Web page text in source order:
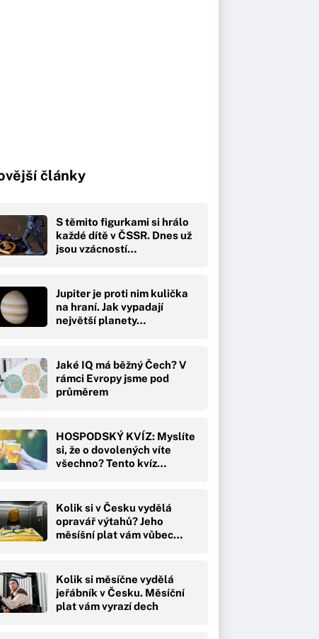
články
S těmito figurkami si hrálo
každé dítě v ČSSR. Dnes už
jsou vzácností…
Jupiter je proti nim kulička
na hraní. Jak vypadají
největší planety…
Jaké IQ má běžný Čech? V
rámci Evropy jsme pod
průměrem
HOSPODSKÝ KVÍZ: Myslíte
si, že o dovolených víte
všechno? Tento kvíz…
Kolik si v Česku vydělá
opravář výtahů? Jeho
měsíšní plat vám vůbec…
Kolik si měsíčne vydělá
jeřábník v Česku. Měsíční
plat vám vyrazí dech